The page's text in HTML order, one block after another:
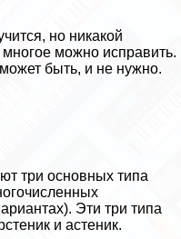
но никакой
можно исправить.
быть, и не нужно.
три основных типа
Эти три типа
и астеник.